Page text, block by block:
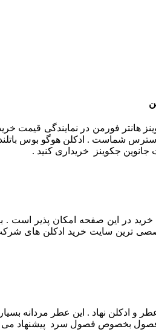
هانتر فورمن در نمایندگی قیمت
شماست . ادکلن هوگو بوس
جانوین جکوینز خریداری کنید .
خرید در این صفحه امکان پذیر
ترین سایت خرید ادکلن های
فصول بخصوص فصول سرد پیشنهاد